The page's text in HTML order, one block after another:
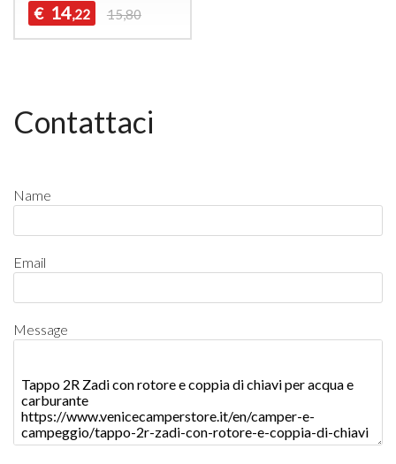
€ 14,22 15,80
Contattaci
Name
Email
Message